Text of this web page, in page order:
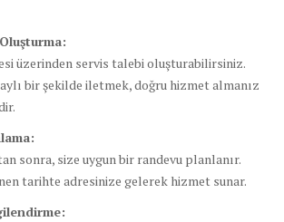
üzerinden servis talebi oluşturabilirsiniz.
bir şekilde iletmek, doğru hizmet almanız
sonra, size uygun bir randevu planlanır.
tarihte adresinize gelerek hizmet sunar.